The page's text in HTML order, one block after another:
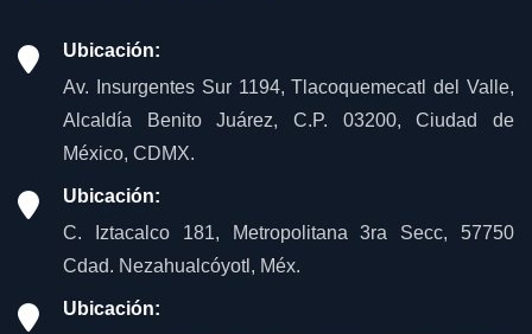
Ubicación:
Av. Insurgentes Sur 1194, Tlacoquemecatl del Valle,
Alcaldía Benito Juárez, C.P. 03200, Ciudad de
México, CDMX.
Ubicación:
C. Iztacalco 181, Metropolitana 3ra Secc, 57750
Cdad. Nezahualcóyotl, Méx.
Ubicación: